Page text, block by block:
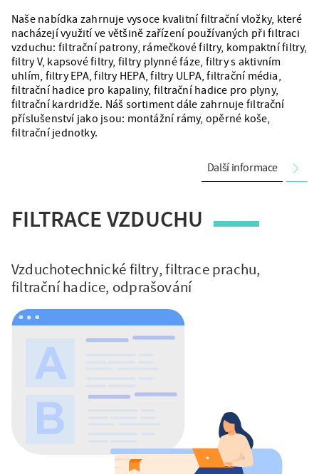
Naše nabídka zahrnuje vysoce kvalitní filtrační vložky, které
nacházejí využití ve většině zařízení používaných při filtraci
vzduchu: filtrační patrony, rámečkové filtry, kompaktní filtry,
filtry V, kapsové filtry, filtry plynné fáze, filtry s aktivním
uhlím, filtry EPA, filtry HEPA, filtry ULPA, filtrační média,
filtrační hadice pro kapaliny, filtrační hadice pro plyny,
filtrační kardridže. Náš sortiment dále zahrnuje filtrační
příslušenství jako jsou: montážní rámy, opěrné koše,
filtrační jednotky.
Další informace
FILTRACE VZDUCHU
Vzduchotechnické filtry, filtrace prachu,
filtrační hadice, odprašování